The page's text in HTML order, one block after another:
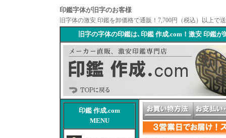
印鑑字体が旧字のお客様
旧字体の激安 印鑑を卸価格で通販！7,700円（税込）以上で
旧字の字体の印鑑は､印鑑 作成.com！激安 印鑑
印鑑 作成.com
MENU